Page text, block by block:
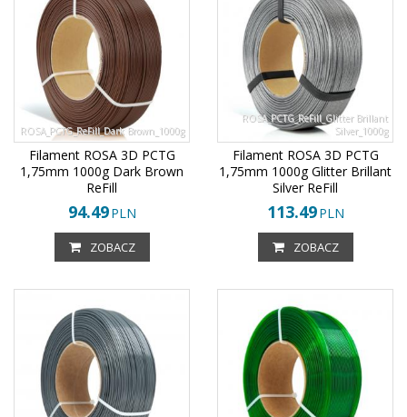
ROSA_PCTG_ReFill_Dark Brown_1000g
Filament ROSA 3D PCTG
1,75mm 1000g Dark Brown
ReFill
94.49PLN
ZOBACZ
ROSA_PCTG_ReFill_Glitter Brillant
Silver_1000g
Filament ROSA 3D PCTG
1,75mm 1000g Glitter Brillant
Silver ReFill
113.49PLN
ZOBACZ